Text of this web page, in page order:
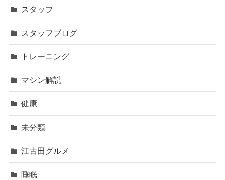
スタッフ
スタッフブログ
トレーニング
マシン解説
健康
未分類
江古田グルメ
睡眠